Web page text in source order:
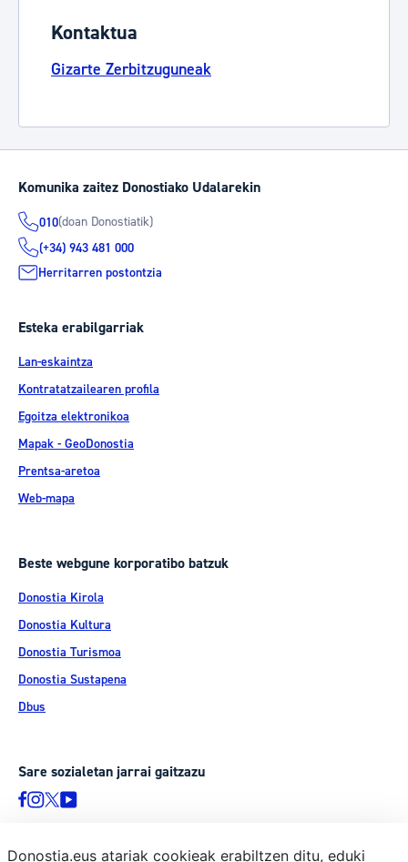
Kontaktua
Gizarte Zerbitzuguneak
Komunika zaitez Donostiako Udalarekin
010(doan Donostiatik)
(+34) 943 481 000
Herritarren postontzia
Esteka erabilgarriak
Lan-eskaintza
Kontratatzailearen profila
Egoitza elektronikoa
Mapak - GeoDonostia
Prentsa-aretoa
Web-mapa
Beste webgune korporatibo batzuk
Donostia Kirola
Donostia Kultura
Donostia Turismoa
Donostia Sustapena
Dbus
Sare sozialetan jarrai gaitzazu
Donostia.eus atariak cookieak erabiltzen ditu, eduki